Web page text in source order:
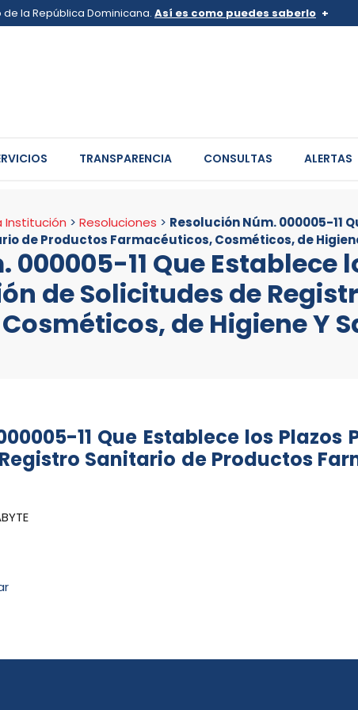
la República Dominicana. Así es como puedes saberlo
de .gob.do
TRANSPARENCIA CONSULTAS ALERTAS
Institución > Resoluciones > Resolución Núm. 000005-11
de Productos Farmacéuticos, Cosméticos, de
000005-11 Que
de Solicitudes de
de Higiene Y
11 Que Establece los
Sanitario de Productos